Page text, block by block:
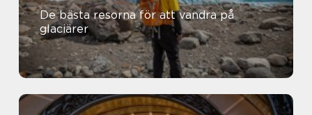
De bästa resorna för att vandra på
glaciärer